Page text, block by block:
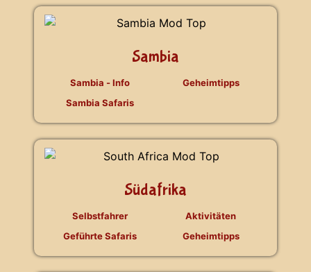
Sambia
Sambia - Info
Sambia Safaris
Geheimtipps
Südafrika
Selbstfahrer
Geführte Safaris
Aktivitäten
Geheimtipps